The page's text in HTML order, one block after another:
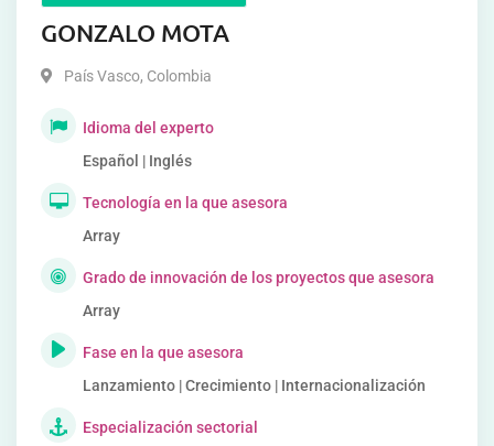
GONZALO MOTA
País Vasco, Colombia
Idioma del experto
Español | Inglés
Tecnología en la que asesora
Array
Grado de innovación de los proyectos que asesora
Array
Fase en la que asesora
Lanzamiento | Crecimiento | Internacionalización
Especialización sectorial